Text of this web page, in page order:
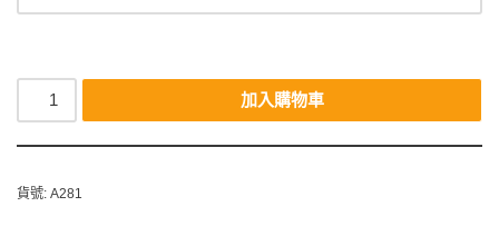
加入購物車
貨號: A281